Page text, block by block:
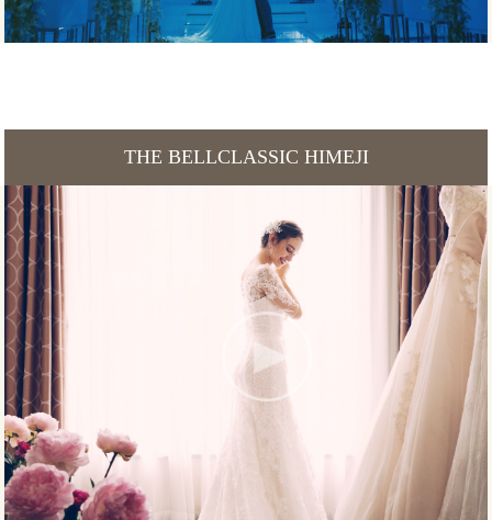
THE BELLCLASSIC HIMEJI